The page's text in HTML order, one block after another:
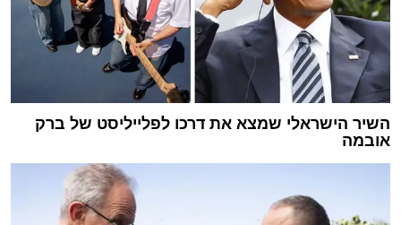
השיר הישראלי שמצא את דרכו לפלייליסט של ברק
אובמה